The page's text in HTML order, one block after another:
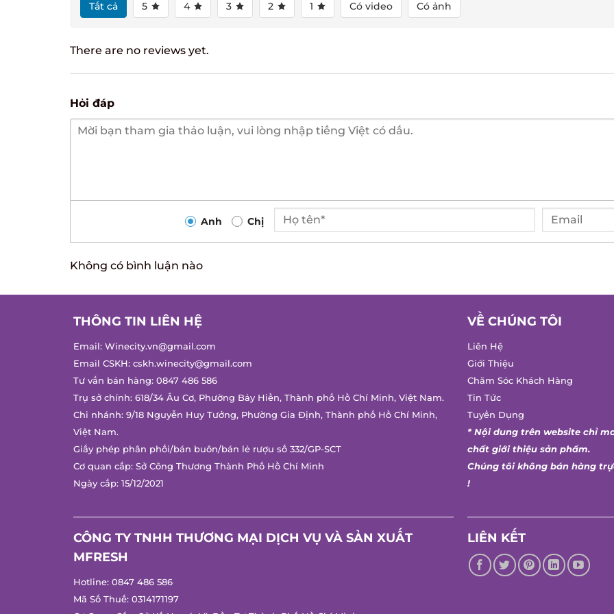
Tất cả 5 4 3 2 1 Có video Có ảnh
There are no reviews yet.
Hỏi đáp
Anh Chị
Không có bình luận nào
THÔNG TIN LIÊN HỆ
Email:Winecity.vn@gmail.com
Email CSKH:cskh.winecity@gmail.com
Tư vấn bán hàng:0847 486 586
Trụ sở chính: 618/34 Âu Cơ, Phường Bảy Hiền, Thành phố Hồ Chí Minh, Việt Nam.
Chi nhánh: 9/18 Nguyễn Huy Tưởng, Phường Gia Định, Thành phố Hồ Chí Minh,
Việt Nam.
Giấy phép phân phối/bán buôn/bán lẻ rượu số 332/GP-SCT
Cơ quan cấp: Sở Công Thương Thành Phố Hồ Chí Minh
Ngày cấp: 15/12/2021
VỀ CHÚNG TÔI
Liên Hệ
Giới Thiệu
Chăm Sóc Khách Hàng
Tin Tức
Tuyển Dụng
* Nội dung trên website chỉ
chất giới thiệu sản phẩm.
Chúng tôi không bán hàng
CÔNG TY TNHH THƯƠNG MẠI DỊCH VỤ VÀ SẢN XUẤT
MFRESH
Hotline:0847 486 586
Mã Số Thuế: 0314171197
LIÊN KẾT